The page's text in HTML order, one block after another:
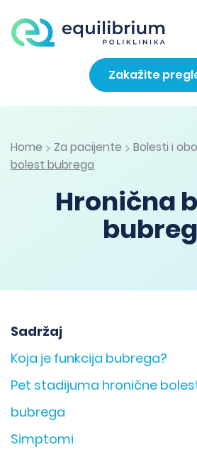
Zakažite
Home > Za pacijente > Bolesti i
bolest bubrega
Hronična
Sadržaj
Koja je funkcija bubrega?
Pet stadijuma hronične
bubrega
Simptomi